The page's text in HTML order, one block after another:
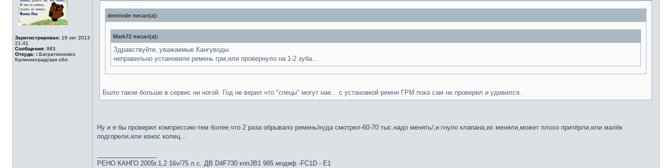
Зарегистрирован: 19 окт 2013
21:41
Сообщения: 983
Откуда: г.Багратионовск
Калининградская обл.
demivale писал(а):
Mark72 писал(а):
Здравствуйте, уважаемые Кангуводы.
неправильно установили ремень грм,или провернуло на 1-2 зуба...
Было такое больше в сервис ни ногой. Год не верил что "спецы" могут нае... с установкой ремня ГРМ пока сам не проверил и удивился.
Ну и я бы проверил компрессию-тем более,что 2 раза обрывало ремень/куда смотрел-60-70 тыс.надо менять/,и гнуло клапана,их меняли,может плохо притёрли,или малёк
подгорели,или износ колец...
РЕНО КАНГО 2005г.1,2 16v/75 л.с. ДВ.D4F730 кппJB1 985 модиф.-FC1D - E1